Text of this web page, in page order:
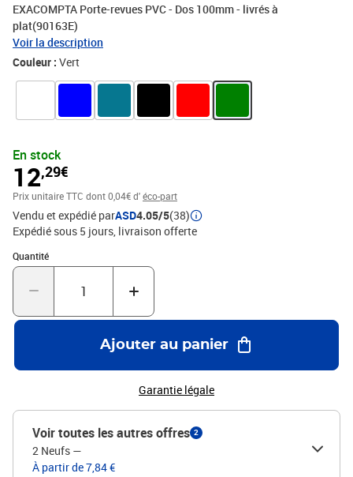
EXACOMPTA Porte-revues PVC - Dos 100mm - livrés à
plat(90163E)
Voir la description
Couleur : Vert
En stock
12,29€
Prix unitaire TTC dont 0,04€ d'éco-part
Vendu et expédié parASD4.05/5(38)
Expédié sous 5 jours livraison offerte
Quantité
Quantité : 1
Ajouter au panier
Garantie légale
Voir toutes les autres offres 2
2 Neufs —
À partir de 7,84 €